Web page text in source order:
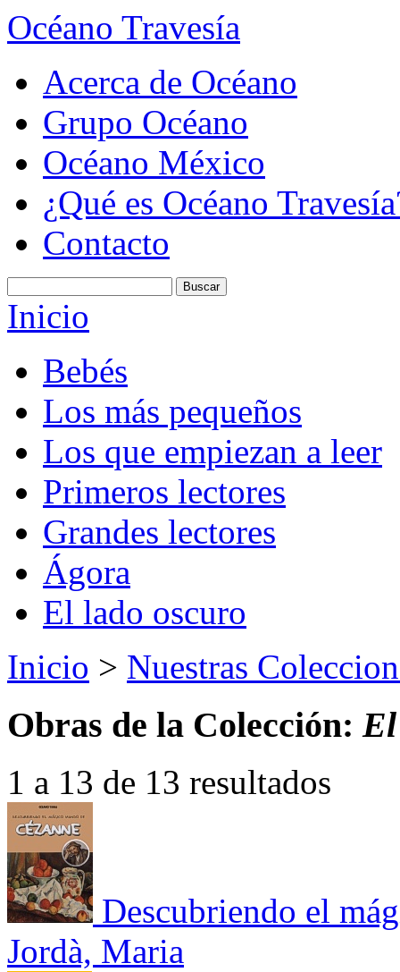
Océano Travesía
Acerca de Océano
Grupo Océano
Océano México
¿Qué es Océano
Contacto
Inicio
Bebés
Los más pequeños
Los que empiezan a leer
Primeros lectores
Grandes lectores
Ágora
El lado oscuro
Inicio > Nuestras
Obras de la Colección: El
1 a 13 de 13 resultados
Descubriendo el
Jordà, Maria